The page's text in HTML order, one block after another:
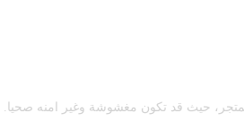
حيث قد تكون مغشوشة وغير امنه صحيا.